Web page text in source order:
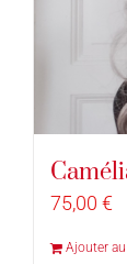
75,00 €
Ajouter